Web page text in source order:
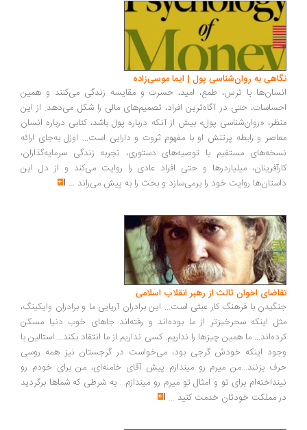
به روان‌شناسی پول | ایما موسی‌زاده
با ترس، طمع، امید، حسرت و مقایسه زندگی می‌کنند و همین
حتی در آگاه‌ترین افراد، تصمیم‌های مالی را شکل می‌دهد. از این
«روان‌شناسی پول» بیش از آنکه درباره پول باشد، کتابی درباره انسان
و رابطه پرتنش او با مفهوم ثروت و دارایی است... اوزل به‌جای ارائه
مستقیم یا توصیه‌های دستوری، تجربه زندگی سرمایه‌گذاران،
میلیاردرها و حتی افراد عادی را روایت می‌کند و از دل این
روایت خود را برمی‌سازد و بحث را به پیش می‌راند ...
اخوان ثالث از رهبر انقلاب اسلامی
با فرهنگ کار عبثی است... این برادران آریایی ما و برادران وایکینگ،
اینکه سحرخیزتر از ما بوده‌اند و رفته‌اند جاهای خوب دنیا مسکن
ما همین چیزها را نداریم. کسی نداریم از ما انتقاد بکند... استالین با
اینکه خودش گرجی بود، می‌خواست در گرجستان نیز همه روسی
بزنند...من میرم رو میندازم پیش آقای خامنه‌ای، من برای خودم رو
برای تو و امثال تو میرم رو میندازم... به شرطی که شماها برگردید
مملکت خودتان خدمت کنید...